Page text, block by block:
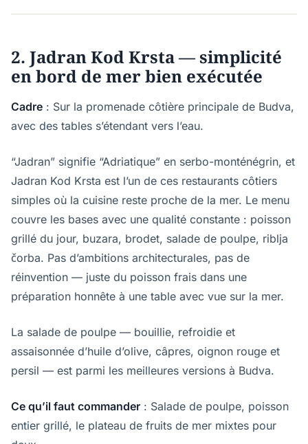
2. Jadran Kod Krsta — simplicité
en bord de mer bien exécutée
Cadre : Sur la promenade côtière principale de Budva,
avec des tables s’étendant vers l’eau.
“Jadran” signifie “Adriatique” en serbo-monténégrin, et
Jadran Kod Krsta est l’un de ces restaurants côtiers
simples où la cuisine reste proche de la mer. Le menu
couvre les bases avec une qualité constante : poisson
grillé du jour, buzara, brodet, salade de poulpe, riblja
čorba. Pas d’ambitions architecturales, pas de
réinvention — juste du poisson frais dans une
préparation honnête à une table avec vue sur la mer.
La salade de poulpe — bouillie, refroidie et
assaisonnée d’huile d’olive, câpres, oignon rouge et
persil — est parmi les meilleures versions à Budva.
Ce qu’il faut commander : Salade de poulpe, poisson
entier grillé, le plateau de fruits de mer mixtes pour